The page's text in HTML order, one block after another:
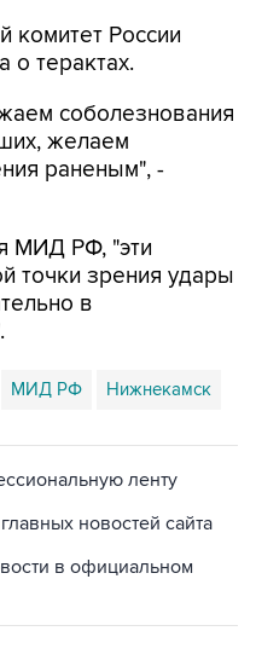
комитет России
о терактах.
соболезнования
желаем
раненым", -
МИД РФ, "эти
точки зрения удары
в
МИД РФ Нижнекамск
ленту
новостей сайта
в официальном